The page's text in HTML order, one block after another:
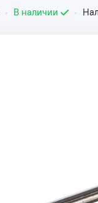
• В наличии •